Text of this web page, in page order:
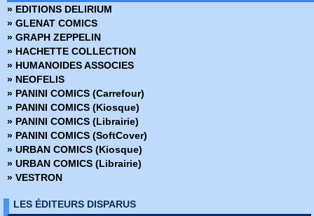
» Avatar - Aux frontières de pandora
» Avatar - Le champ céleste
» Avatar - Le destin de Tsu Tey
» Avatar - S'adapter ou mourir
» Bad Ass
» Bad Blood
» Barnstormers
» Batman - Année 1
» Batman - Rire et mourir
» Batman - The Dark Knight
» Battle Chasers - Intégrale
» Battle Pope - Intégrale
» Battlebeast - Le Fauve de combat
» Bêtes de somme
» EDITIONS DELIRIUM
» GLENAT COMICS
» GRAPH ZEPPELIN
» HACHETTE COLLECTION
» HUMANOIDES ASSOCIES
» NEOFELIS
» PANINI COMICS (Carrefour)
» PANINI COMICS (Kiosque)
» PANINI COMICS (Librairie)
» PANINI COMICS (SoftCover)
» URBAN COMICS (Kiosque)
» URBAN COMICS (Librairie)
» VESTRON
LES ÉDITEURS DISPARUS